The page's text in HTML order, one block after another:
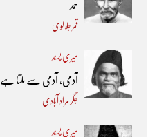
حمد
قمر جلالوی
میری پسند
آدمی، آدمی سے ملتا ہے
جگر مراد آبادی
میری پسند